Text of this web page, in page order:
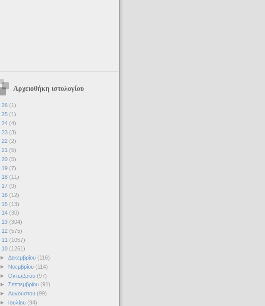
Αρχειοθήκη ιστολογίου
26 (1)
25 (1)
24 (4)
23 (3)
22 (2)
21 (5)
20 (5)
19 (7)
18 (11)
17 (9)
16 (12)
15 (13)
14 (30)
13 (304)
12 (575)
11 (1057)
10 (1261)
► Δεκεμβρίου (116)
►
Νοεμβρίου (114)
► Οκτωβρίου (97)
► Σεπτεμβρίου (91)
► Αυγούστου (99)
►
Ιουλίου (94)